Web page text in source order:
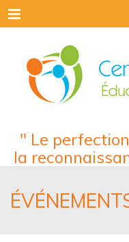
Menu
" Le
la